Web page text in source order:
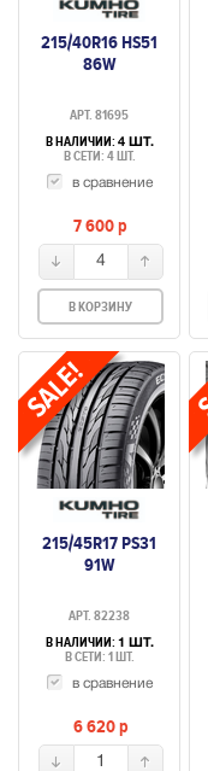
215/40R16 HS51
86W
АРТ. 81695
В НАЛИЧИИ: 4 ШТ.
В СЕТИ: 4 ШТ.
в сравнение
7 600p
4
В КОРЗИНУ
215/45R17 PS31
91W
АРТ. 82238
В НАЛИЧИИ: 1 ШТ.
В СЕТИ: 1 ШТ.
в сравнение
6 620p
1